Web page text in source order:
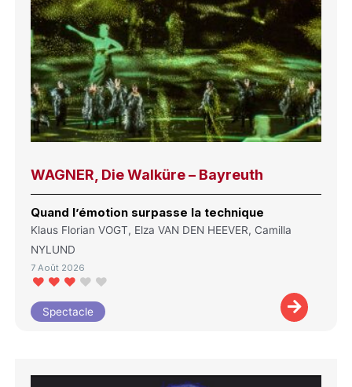
WAGNER, Die Walküre – Bayreuth
Quand l’émotion surpasse la technique
Klaus Florian VOGT, Elza VAN DEN HEEVER, Camilla
NYLUND
7 Août 2026
Spectacle